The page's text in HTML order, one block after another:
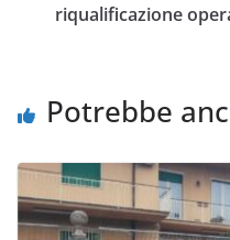
riqualificazione
Potrebbe